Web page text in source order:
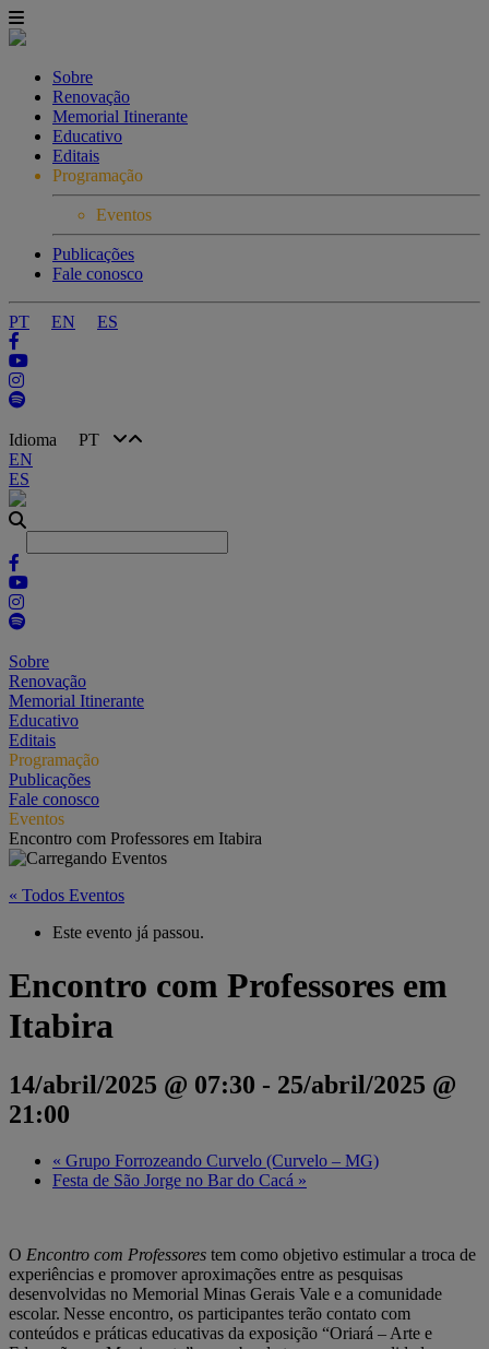
Sobre
Renovação
Memorial Itinerante
Educativo
Editais
Programação
Eventos
Publicações
Fale conosco
PT EN ES
Idioma PT
EN
ES
Sobre
Renovação
Memorial Itinerante
Educativo
Editais
Programação
Publicações
Fale conosco
Eventos
Encontro com Professores em Itabira
« Todos Eventos
Este evento já passou.
Encontro com Professores em
Itabira
14/abril/2025 @ 07:30 - 25/abril/2025 @
21:00
« Grupo Forrozeando Curvelo (Curvelo – MG)
Festa de São Jorge no Bar do Cacá »
O Encontro com Professores tem como objetivo estimular a troca de
experiências e promover aproximações entre as pesquisas
desenvolvidas no Memorial Minas Gerais Vale e a comunidade
escolar. Nesse encontro, os participantes terão contato com
conteúdos e práticas educativas da exposição “Oriará – Arte e